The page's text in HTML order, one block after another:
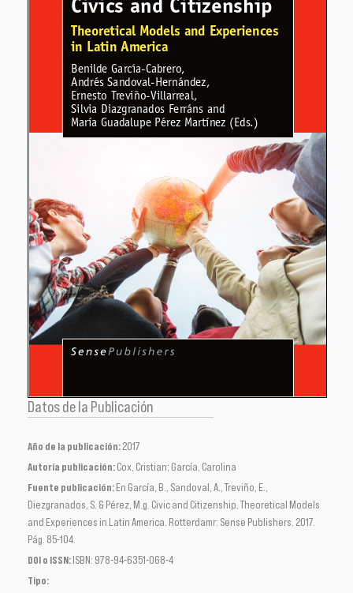
Datos de la Publicación
Año de la publicación:2017
Autoría publicación:Cox, Cristian; García, Carolina
Fuente publicación:En García, B., Sandoval, A., Treviño, E.,
Diezgranados, S. & Pérez, M.g. Civic and Citizenship. Theoretical Models
and Experiences in Latin America. Rotterdamr: Sense Publishers. 2017.
Pág. 85-104.
DOI o ISSN:ISBN: 978-94-6351-068-4
Tipo: